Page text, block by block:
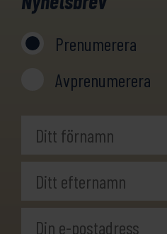
Prenumerera
Avprenumerera